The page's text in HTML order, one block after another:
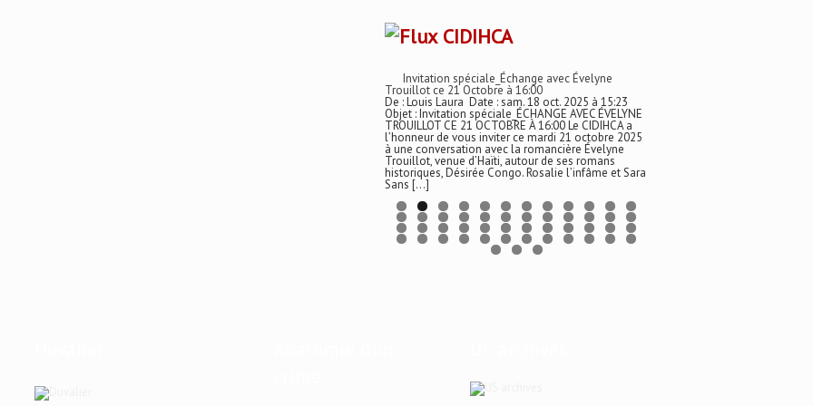
CIDIHCA
Invitation spéciale_Échange avec Évelyne
Trouillot ce 21 Octobre à 16:00
De : Louis Laura Date : sam. 18 oct. 2025 à 15:23
Objet : Invitation spéciale_ÉCHANGE AVEC ÉVELYNE
TROUILLOT CE 21 OCTOBRE À 16:00 Le CIDIHCA a
l’honneur de vous inviter ce mardi 21 octobre 2025
à une conversation avec la romancière Évelyne
Trouillot, venue d’Haïti, autour de ses romans
historiques, Désirée Congo. Rosalie l’infâme et Sara
Sans […]